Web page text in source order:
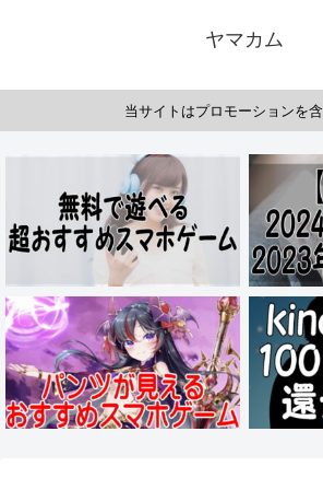
ヤマカム
当サイトはプロモーションを